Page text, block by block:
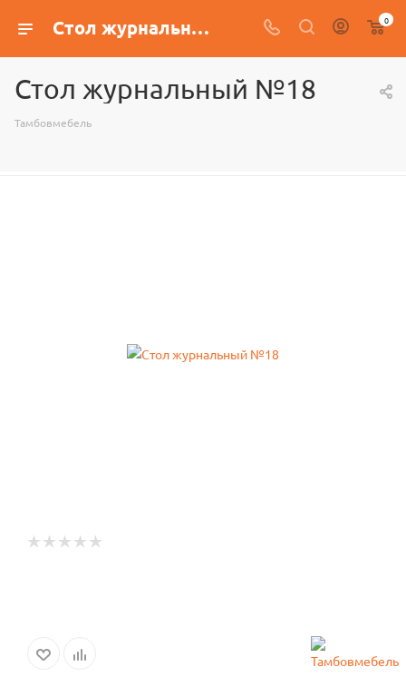
Стол журнальный №18 0
Стол журнальный №18
Тамбовмебель